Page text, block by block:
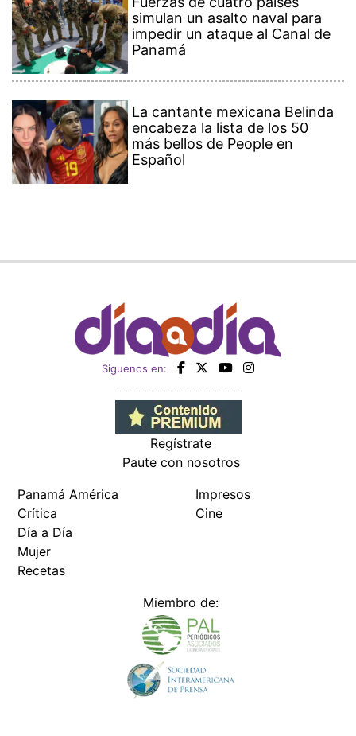
simulan un asalto naval para
impedir un ataque al Canal de
Panamá
La cantante mexicana Belinda
encabeza la lista de los 50
más bellos de People en
Español
Siguenos en:
Regístrate
Paute con nosotros
Panamá América
Crítica
Día a Día
Mujer
Recetas
Impresos
Cine
Miembro de: